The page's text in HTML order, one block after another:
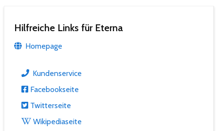
Hilfreiche Links für Eterna
Homepage
Kundenservice
Facebookseite
Twitterseite
Wikipediaseite